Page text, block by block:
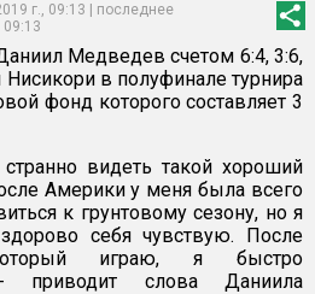
г., 09:13 | последнее
09:13
Медведев счетом 6:4, 3:6,
в полуфинале турнира
фонд которого составляет 3
видеть такой хороший
Америки у меня была всего
к грунтовому сезону, но я
себя чувствую. После
играю, я быстро
- приводит слова Даниила